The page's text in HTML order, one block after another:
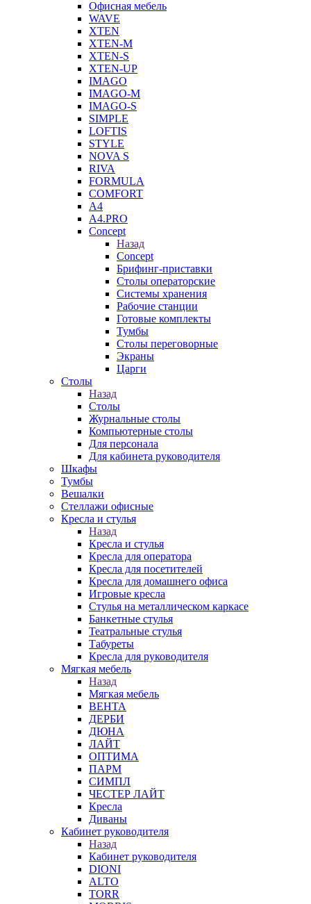
Офисная мебель
WAVE
XTEN
XTEN-M
XTEN-S
XTEN-UP
IMAGO
IMAGO-M
IMAGO-S
SIMPLE
LOFTIS
STYLE
NOVA S
RIVA
FORMULA
COMFORT
A4
A4.PRO
Concept
Назад
Concept
Брифинг-приставки
Столы операторские
Системы хранения
Рабочие станции
Готовые комплекты
Тумбы
Столы переговорные
Экраны
Царги
Столы
Назад
Столы
Журнальные столы
Компьютерные столы
Для персонала
Для кабинета руководителя
Шкафы
Тумбы
Вешалки
Стеллажи офисные
Кресла и стулья
Назад
Кресла и стулья
Кресла для оператора
Кресла для посетителей
Кресла для домашнего офиса
Игровые кресла
Стулья на металлическом каркасе
Банкетные стулья
Театральные стулья
Табуреты
Кресла для руководителя
Мягкая мебель
Назад
Мягкая мебель
ВЕНТА
ДЕРБИ
ДЮНА
ЛАЙТ
ОПТИМА
ПАРМ
СИМПЛ
ЧЕСТЕР ЛАЙТ
Кресла
Диваны
Кабинет руководителя
Назад
Кабинет руководителя
DIONI
ALTO
TORR